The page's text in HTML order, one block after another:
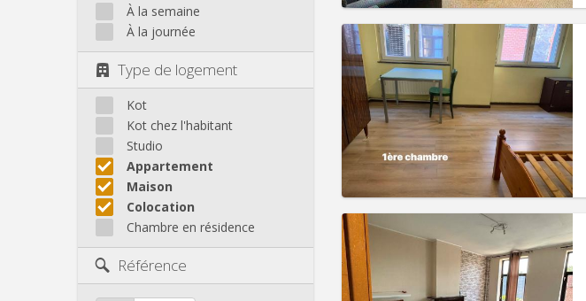
À la semaine
À la journée
Type de logement
Kot
Kot chez l'habitant
Studio
Appartement
Maison
Colocation
Chambre en résidence
Référence
Infos Pratiques
Loyer: 400 €
Charges:90 €
Durée:12 mois, 5-6 mois
Domiciliation:Acceptée
Durée:12 mois
Domiciliation: Non